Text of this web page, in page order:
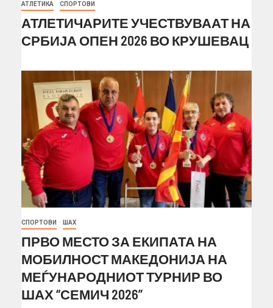
АТЛЕТИКА СПОРТОВИ
АТЛЕТИЧАРИТЕ УЧЕСТВУВААТ НА
СРБИЈА ОПЕН 2026 ВО КРУШЕВАЦ
СПОРТОВИ ШАХ
ПРВО МЕСТО ЗА ЕКИПАТА НА
МОБИЛНОСТ МАКЕДОНИЈА НА
МЕЃУНАРОДНИОТ ТУРНИР ВО
ШАХ “СЕМИЧ 2026”